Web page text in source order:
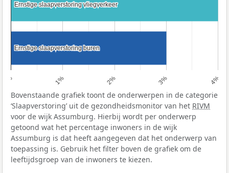
0% 1% 2% 3% 4%
Ernstige slaapverstoring vliegverkeer
Ernstige slaapverstoring vliegverkeer
Ernstige slaapverstoring buren
Ernstige slaapverstoring buren
Bovenstaande grafiek toont de onderwerpen in de categorie
‘Slaapverstoring’ uit de gezondheidsmonitor van het RIVM
voor de wijk Assumburg. Hierbij wordt per onderwerp
getoond wat het percentage inwoners in de wijk
Assumburg is dat heeft aangegeven dat het onderwerp van
toepassing is. Gebruik het filter boven de grafiek om de
leeftijdsgroep van de inwoners te kiezen.